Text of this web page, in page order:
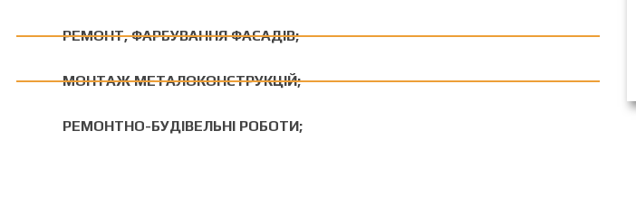
РЕМОНТ, ФАРБУВАННЯ ФАСАДІВ;
МОНТАЖ МЕТАЛОКОНСТРУКЦІЙ;
РЕМОНТНО-БУДІВЕЛЬНІ РОБОТИ;